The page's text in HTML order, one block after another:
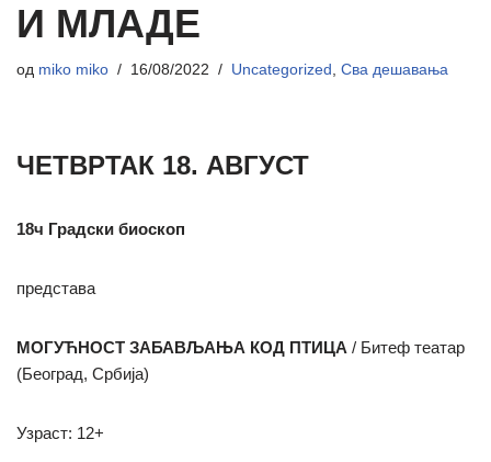
И МЛАДЕ
од miko miko 16/08/2022 Uncategorized , Сва дешавања
ЧЕТВРТАК 18. АВГУСТ
18ч Градски биоскоп
представа
МОГУЋНОСТ ЗАБАВЉАЊА КОД ПТИЦА / Битеф театар
(Београд, Србија)
Узраст: 12+